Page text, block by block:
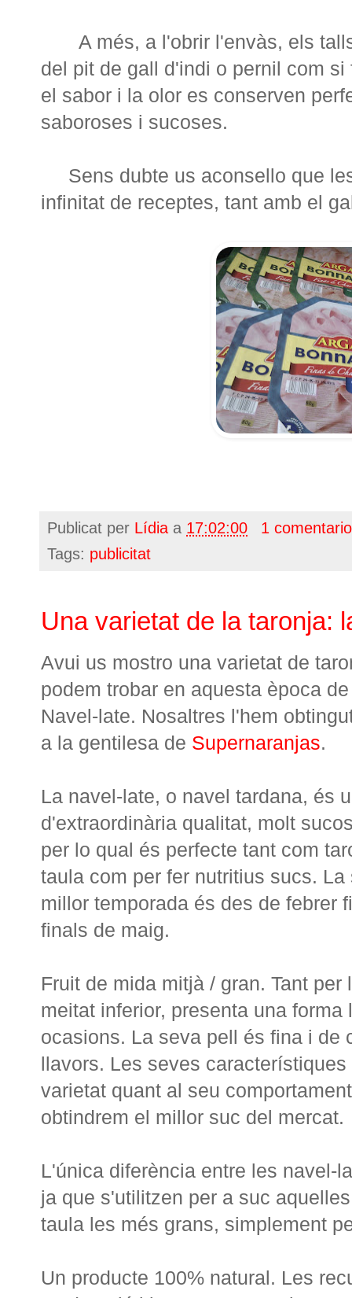
A més, a l'obrir l'envàs, els
del pit de gall d'indi o pernil com si
el sabor i la olor es conserven
saboroses i sucoses.
Sens dubte us aconsello que
infinitat de receptes, tant amb el
Publicat per Lídia a 17:02:00
1
Tags: publicitat
Una varietat de la taronja:
Avui us mostro una varietat de
podem trobar en aquesta època
Navel-late. Nosaltres l'hem
a la gentilesa de Supernaranjas.
La navel-late, o navel tardana, és
d'extraordinària qualitat, molt
per lo qual és perfecte tant com
taula com per fer nutritius sucs. La
millor temporada és des de febrer
finals de maig.
Fruit de mida mitjà / gran. Tant per
meitat inferior, presenta una forma
ocasions. La seva pell és fina i de
llavors. Les seves característiques
varietat quant al seu
obtindrem el millor suc del mercat.
L'única diferència entre les navel-
ja que s'utilitzen per a suc
taula les més grans, simplement
Un producte 100% natural. Les